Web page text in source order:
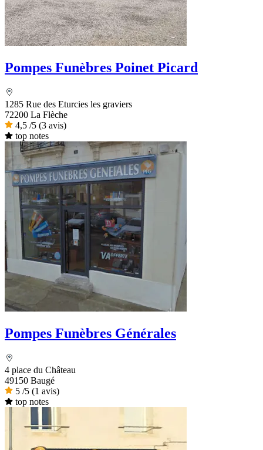
Pompes Funèbres Poinet Picard
1285 Rue des Eturcies les graviers
72200 La Flèche
4,5 /5 (3 avis)
top notes
Pompes Funèbres Générales
4 place du Château
49150 Baugé
5 /5 (1 avis)
top notes